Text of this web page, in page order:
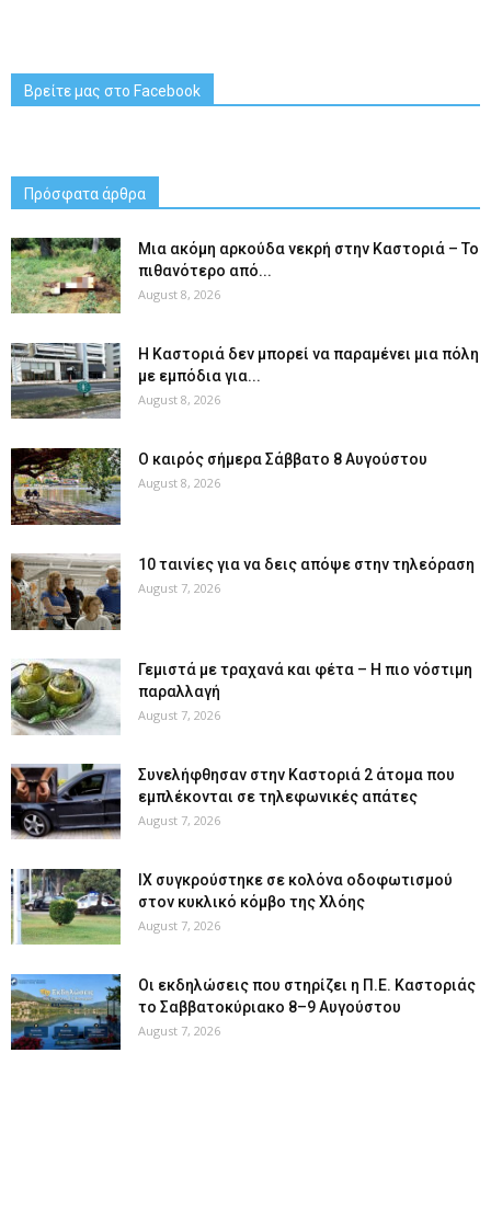
Βρείτε μας στο Facebook
Πρόσφατα άρθρα
Μια ακόμη αρκούδα νεκρή στην Καστοριά – Το
πιθανότερο από...
August 8, 2026
Η Καστοριά δεν μπορεί να παραμένει μια πόλη
με εμπόδια για...
August 8, 2026
Ο καιρός σήμερα Σάββατο 8 Αυγούστου
August 8, 2026
10 ταινίες για να δεις απόψε στην τηλεόραση
August 7, 2026
Γεμιστά με τραχανά και φέτα – Η πιο νόστιμη
παραλλαγή
August 7, 2026
Συνελήφθησαν στην Καστοριά 2 άτομα που
εμπλέκονται σε τηλεφωνικές απάτες
August 7, 2026
ΙΧ συγκρούστηκε σε κολόνα οδοφωτισμού
στον κυκλικό κόμβο της Χλόης
August 7, 2026
Οι εκδηλώσεις που στηρίζει η Π.Ε. Καστοριάς
το Σαββατοκύριακο 8–9 Αυγούστου
August 7, 2026